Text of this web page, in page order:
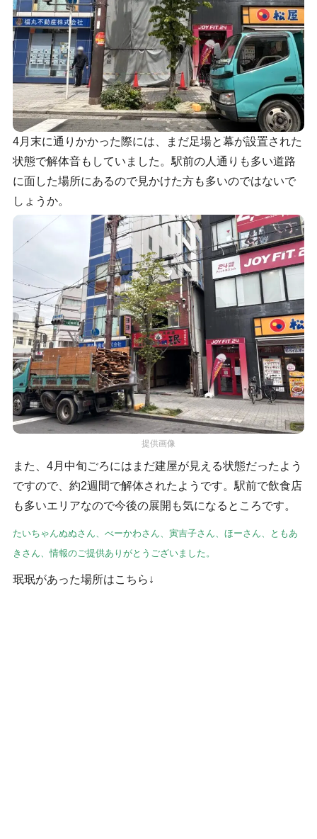
4月末に通りかかった際には、まだ足場と幕が設置された
状態で解体音もしていました。駅前の人通りも多い道路
に面した場所にあるので見かけた方も多いのではないで
しょうか。
提供画像
また、4月中旬ごろにはまだ建屋が見える状態だったよう
ですので、約2週間で解体されたようです。駅前で飲食店
も多いエリアなので今後の展開も気になるところです。
たいちゃんぬぬさん、べーかわさん、寅吉子さん、ほーさん、ともあ
きさん、情報のご提供ありがとうございました。
珉珉があった場所はこちら↓